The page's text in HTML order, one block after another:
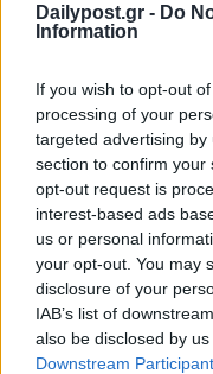
Dailypost.gr - Do
Information
If you wish to opt-out
processing of your
targeted advertising
section to confirm your
opt-out request is
interest-based ads
us or personal
your opt-out. You may
disclosure of your
IAB’s list of
also be disclosed by
Downstream